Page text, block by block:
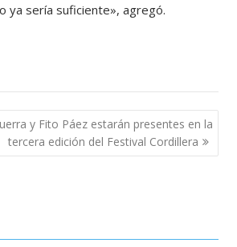
ya sería suficiente», agregó.
y Fito Páez estarán presentes en la
tercera edición del Festival Cordillera